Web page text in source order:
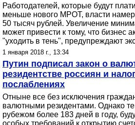
Работодателей, которые будут
меньше нового МРОТ, власти
50 тысяч рублей. Увеличение
может привести к тому, что бизнес
"уходить в тень", предупреждают
1 января 2018 г., 13:34
Путин подписал закон о
резидентстве россиян и
послаблениях
Отныне все без исключения
валютными резидентами. Однако
рубежом более 183 дней в году,
особых требований к открытию